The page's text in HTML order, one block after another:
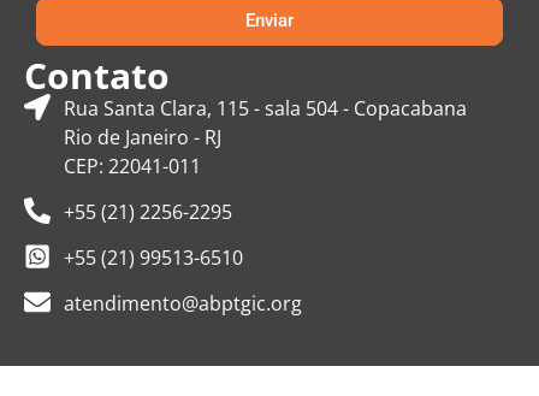
Enviar
Contato
Rua Santa Clara, 115 - sala 504 - Copacabana
Rio de Janeiro - RJ
CEP: 22041-011
+55 (21) 2256-2295
+55 (21) 99513-6510
atendimento@abptgic.org